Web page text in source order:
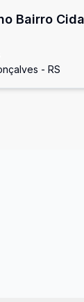
Bairro
- RS